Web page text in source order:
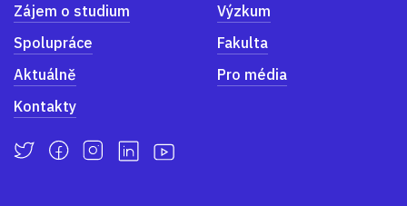
Zájem o studium
Výzkum
Spolupráce
Fakulta
Aktuálně
Pro média
Kontakty